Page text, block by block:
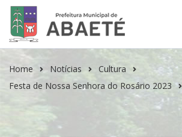
Home Notícias
Cultura
Festa de Nossa Senhora do Rosário 2023